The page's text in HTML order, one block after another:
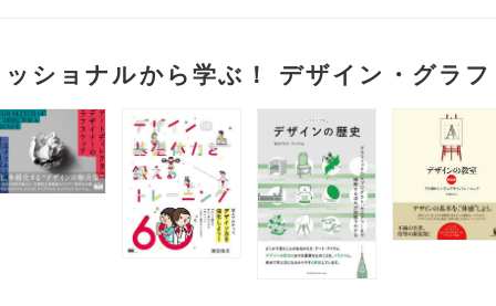
ショナルから学ぶ！ デザイン・グラ